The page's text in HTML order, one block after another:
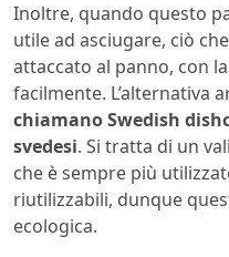
Inoltre, quando questo
utile ad asciugare, ciò
attaccato al panno, con
facilmente. L’alternativa
chiamano Swedish
svedesi. Si tratta di un
che è sempre più
riutilizzabili, dunque
ecologica.